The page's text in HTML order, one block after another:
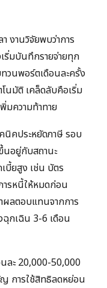
งานวิจัยพบว่าการ
ริ่มบันทึกรายจ่ายทุก
วนพอร์ตเดือนละครั้ง
นมัติ เคล็ดลับคือเริ่ม
มความท้าทาย
นิคประหยัดภาษี รอบ
นอยู่กับสถานะ
บี้ยสูง เช่น บัตร
ารหนี้ให้หมดก่อน
ผลตอบแทนจากการ
กเฉิน 3-6 เดือน
นละ 20,000-50,000
การใช้สิทธิลดหย่อน